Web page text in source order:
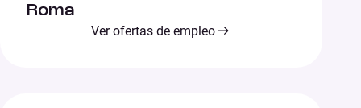
Roma
Ver ofertas de empleo